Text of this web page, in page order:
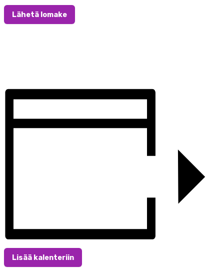
Lähetä lomake
Lisää kalenteriin